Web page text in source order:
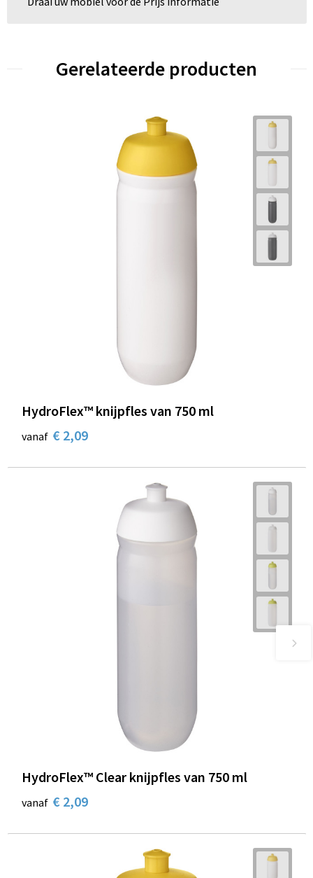
Gerelateerde producten
HydroFlex™ knijpfles van 750 ml
vanaf € 2,09
HydroFlex™ Clear knijpfles van 750 ml
vanaf € 2,09